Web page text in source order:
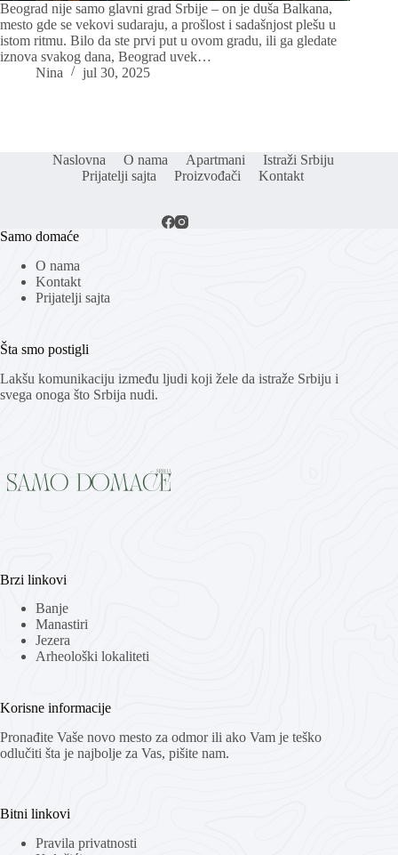
Beograd nije samo glavni grad Srbije – on je duša Balkana,
mesto gde se vekovi sudaraju, a prošlost i sadašnjost plešu u
istom ritmu. Bilo da ste prvi put u ovom gradu, ili ga gledate
iznova svakog dana, Beograd uvek…
Nina
jul 30, 2025
Naslovna O nama Apartmani
Istraži Srbiju
Prijatelji sajta
Proizvođači Kontakt
Samo domaće
O nama
Kontakt
Prijatelji sajta
Šta smo postigli
Lakšu komunikaciju između ljudi koji žele da istraže Srbiju i
svega onoga što Srbija nudi.
Brzi linkovi
Banje
Manastiri
Jezera
Arheološki lokaliteti
Korisne informacije
Pronađite Vaše novo mesto za odmor ili ako Vam je teško
odlučiti šta je najbolje za Vas, pišite nam.
Bitni linkovi
Pravila privatnosti